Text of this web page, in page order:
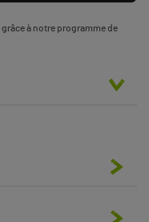
grâce à notre programme de